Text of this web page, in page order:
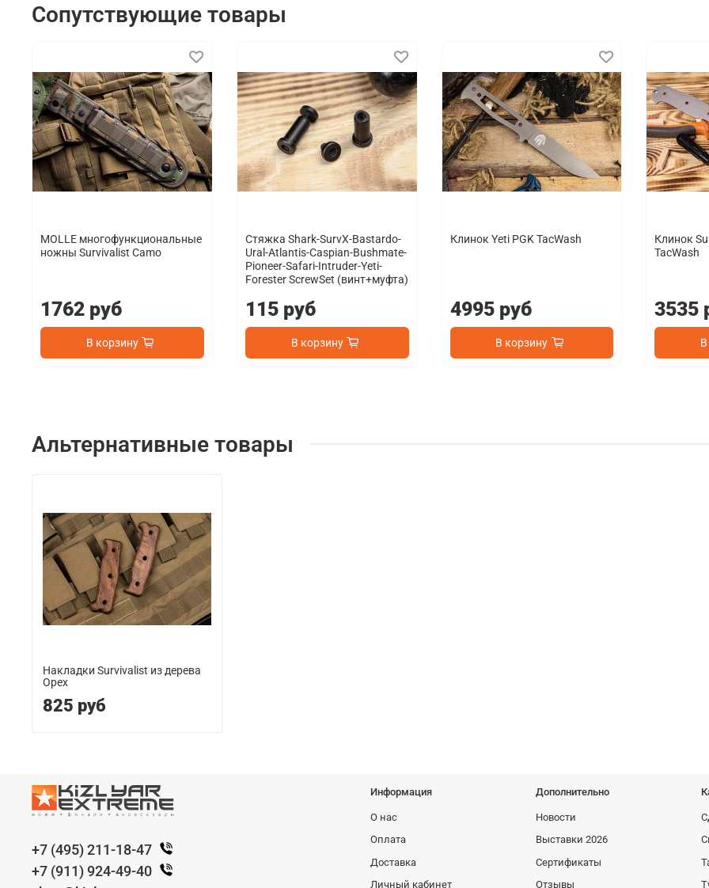
Сопутствующие товары
MOLLE многофункциональные
ножны Survivalist Camo
1762 руб
В корзину
Стяжка Shark-SurvX-Bastardo-
Ural-Atlantis-Caspian-Bushmate-
Pioneer-Safari-Intruder-Yeti-
Forester ScrewSet (винт+муфта)
115 руб
В корзину
Клинок Yeti PGK TacWash
4995 руб
В корзину
Клинок
TacWash
3535
Альтернативные товары
Накладки Survivalist из дерева
Орех
825 руб
Информация
О нас
Оплата
Доставка
Личный кабинет
Дополнительно
Новости
Выставки 2026
Сертификаты
Отзывы
+7 (495) 211-18-47
+7 (911) 924-49-40